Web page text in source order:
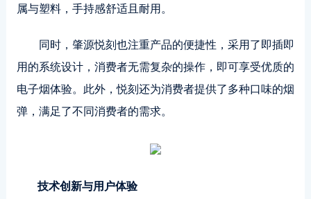
属与塑料，手持感舒适且耐用。
同时，肇源悦刻也注重产品的便捷性，采用了即插即
用的系统设计，消费者无需复杂的操作，即可享受优质的
电子烟体验。此外，悦刻还为消费者提供了多种口味的烟
弹，满足了不同消费者的需求。
技术创新与用户体验